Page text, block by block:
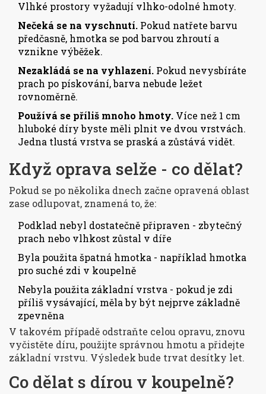
Vlhké prostory vyžadují vlhko-odolné hmoty.
Nečeká se na vyschnutí. Pokud natřete barvu
předčasně, hmotka se pod barvou zhroutí a
vznikne výběžek.
Nezakládá se na vyhlazení. Pokud nevysbíráte
prach po pískování, barva nebude ležet
rovnoměrně.
Používá se příliš mnoho hmoty. Více než 1 cm
hluboké díry byste měli plnit ve dvou vrstvách.
Jedna tlustá vrstva se praská a zůstává vidět.
Když oprava selže - co dělat?
Pokud se po několika dnech začne opravená oblast
zase odlupovat, znamená to, že:
Podklad nebyl dostatečně připraven - zbytečný
prach nebo vlhkost zůstal v díře
Byla použita špatná hmotka - například hmotka
pro suché zdi v koupelně
Nebyla použita základní vrstva - pokud je zdi
příliš vysávající, měla by být nejprve základně
zpevněna
V takovém případě odstraňte celou opravu, znovu
vyčistěte díru, použijte správnou hmotu a přidejte
základní vrstvu. Výsledek bude trvat desítky let.
Co dělat s dírou v koupelně?